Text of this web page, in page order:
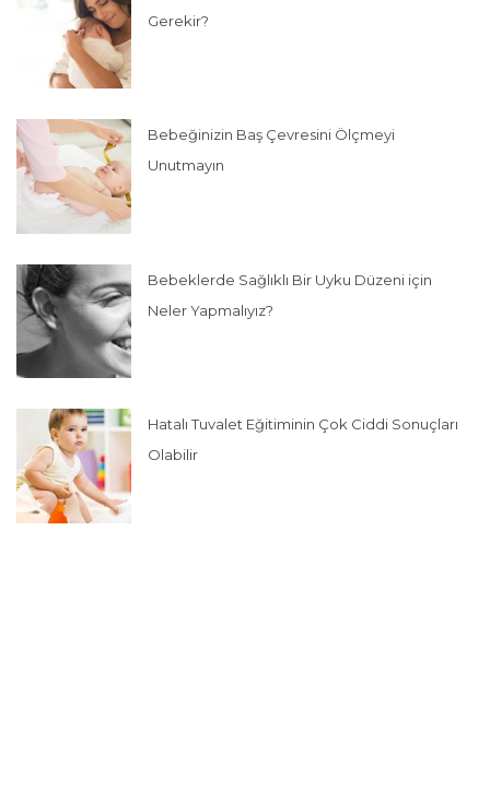
Gerekir?
Bebeğinizin Baş Çevresini Ölçmeyi
Unutmayın
Bebeklerde Sağlıklı Bir Uyku Düzeni için
Neler Yapmalıyız?
Hatalı Tuvalet Eğitiminin Çok Ciddi Sonuçları
Olabilir